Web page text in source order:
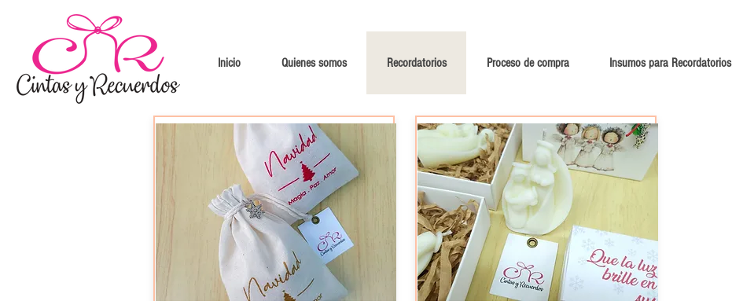
Inicio Quienes somos Recordatorios Proceso de compra Insumos para Recordatorios